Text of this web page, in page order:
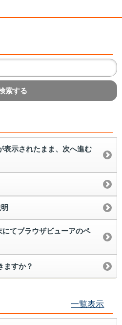
索する
表示されたまま、次へ進む
てブラウザビューアのペ
ますか？
一覧表示